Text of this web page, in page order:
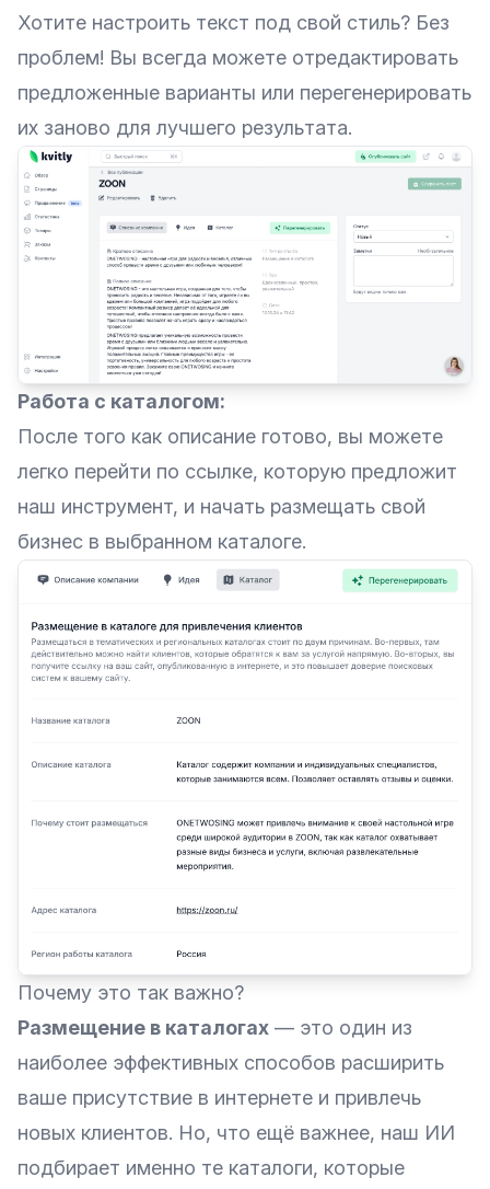
Хотите настроить текст под свой стиль? Без
проблем! Вы всегда можете отредактировать
предложенные варианты или перегенерировать
их заново для лучшего результата.
Работа с каталогом:
После того как описание готово, вы можете
легко перейти по ссылке, которую предложит
наш инструмент, и начать размещать свой
бизнес в выбранном каталоге.
Почему это так важно?
Размещение в каталогах — это один из
наиболее эффективных способов расширить
ваше присутствие в интернете и привлечь
новых клиентов. Но, что ещё важнее, наш ИИ
подбирает именно те каталоги, которые